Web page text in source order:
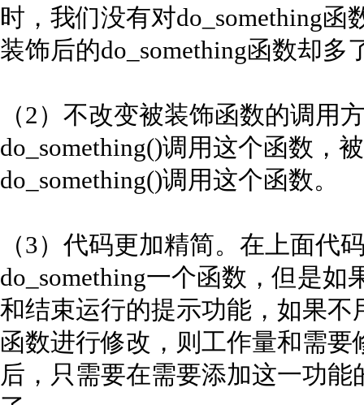
时，我们没有对do_something
装饰后的do_something函数却
（2）不改变被装饰函数的调用
do_something()调用这个函数，
do_something()调用这个函数。
（3）代码更加精简。在上面代
do_something一个函数，但是
和结束运行的提示功能，如果
函数进行修改，则工作量和需
后，只需要在需要添加这一功